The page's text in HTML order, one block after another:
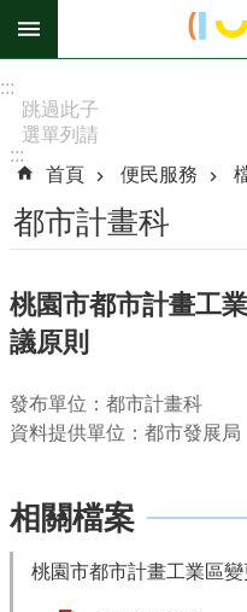
跳到主要內容區塊
階
搜
尋
息
公
認
識
們
關
:::
跳過此子
選單列請
[Enter]，
繼續則按
[Tab]
:::
首頁
便民服務
都市計畫科
桃園市都市計畫工
議原則
發布單位：都市計畫科
資料提供單位：都市發展局
相關檔案
桃園市都市計畫工業區